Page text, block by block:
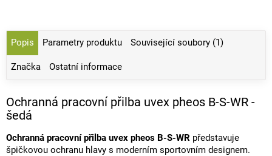
Popis Parametry produktu Související soubory (1)
Značka Ostatní informace
Ochranná pracovní přilba uvex pheos B-S-WR -
šedá
Ochranná pracovní přilba uvex pheos B-S-WR představuje
špičkovou ochranu hlavy s moderním sportovním designem.